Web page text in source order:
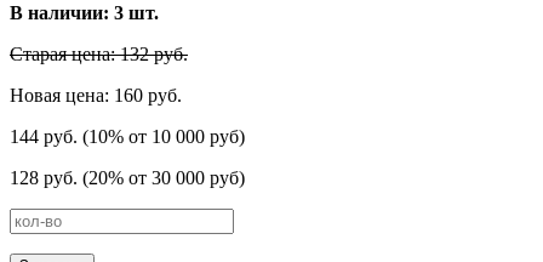
В наличии: 3 шт.
Старая цена: 132 руб.
Новая цена: 160 руб.
144 руб. (10% от 10 000 руб)
128 руб. (20% от 30 000 руб)